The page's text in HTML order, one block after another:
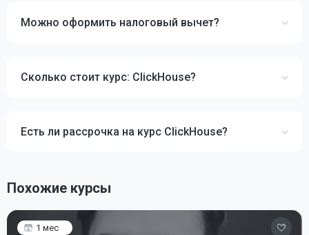
Можно оформить налоговый вычет?
Сколько стоит курс: ClickHouse?
Есть ли рассрочка на курс ClickHouse?
Похожие курсы
1 мес